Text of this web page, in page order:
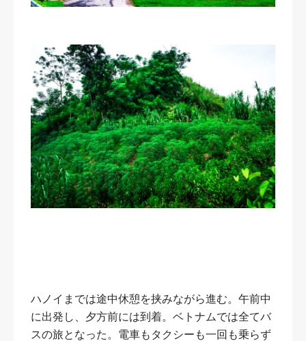
ハノイまでは途中休憩を挟みながら進む。午前中
に出発し、夕方前には到着。ベトナムでは全てバ
スの旅となった。電車もタクシーも一回も乗らず